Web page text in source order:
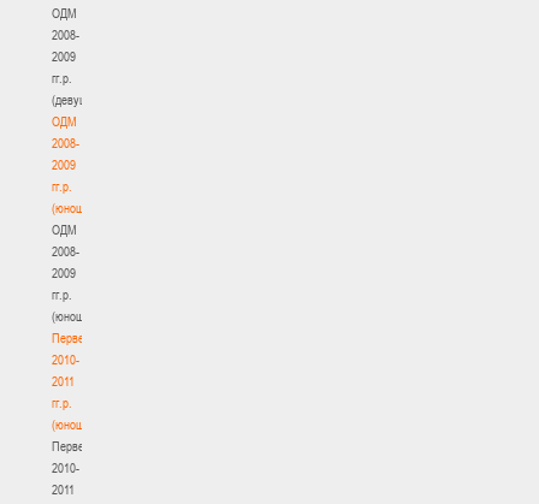
ОДМ
2008-
2009
гг.р.
(девушки)
ОДМ
2008-
2009
гг.р.
(юноши)
ОДМ
2008-
2009
гг.р.
(юноши)
Первенство
2010-
2011
гг.р.
(юноши)
Первенство
2010-
2011